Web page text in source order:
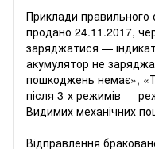
Приклади правильного
продано 24.11.2017,
заряджатися —
акумулятор не
пошкоджень немає»,
після 3-х режимів —
Видимих ​​механічних
Відправлення